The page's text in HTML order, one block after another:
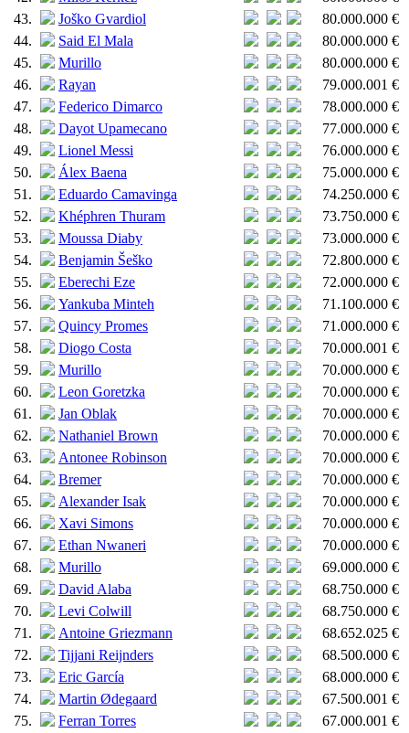
43.
Joško Gvardiol
80.000.000 €
44.
Said El Mala
80.000.000 €
45.
Murillo
80.000.000 €
46.
Rayan
79.000.001 €
47.
Federico Dimarco
78.000.000 €
48.
Dayot Upamecano
77.000.000 €
49.
Lionel Messi
76.000.000 €
50.
Álex Baena
75.000.000 €
51.
Eduardo Camavinga
74.250.000 €
52.
Khéphren Thuram
73.750.000 €
53.
Moussa Diaby
73.000.000 €
54.
Benjamin Šeško
72.800.000 €
55.
Eberechi Eze
72.000.000 €
56.
Yankuba Minteh
71.100.000 €
57.
Quincy Promes
71.000.000 €
58.
Diogo Costa
70.000.001 €
59.
Murillo
70.000.000 €
60.
Leon Goretzka
70.000.000 €
61.
Jan Oblak
70.000.000 €
62.
Nathaniel Brown
70.000.000 €
63.
Antonee Robinson
70.000.000 €
64.
Bremer
70.000.000 €
65.
Alexander Isak
70.000.000 €
66.
Xavi Simons
70.000.000 €
67.
Ethan Nwaneri
70.000.000 €
68.
Murillo
69.000.000 €
69.
David Alaba
68.750.000 €
70.
Levi Colwill
68.750.000 €
71.
Antoine Griezmann
68.652.025 €
72.
Tijjani Reijnders
68.500.000 €
73.
Eric García
68.000.000 €
74.
Martin Ødegaard
67.500.001 €
75.
Ferran Torres
67.000.001 €